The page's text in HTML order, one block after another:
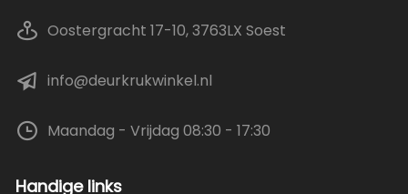
Oostergracht 17-10, 3763LX Soest
info@deurkrukwinkel.nl
Maandag - Vrijdag 08:30 - 17:30
Handige links